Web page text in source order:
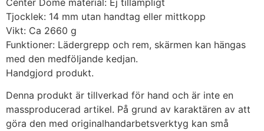
Center Dome material: Ej tillämpligt
Tjocklek: 14 mm utan handtag eller mittkopp
Vikt: Ca 2660 g
Funktioner: Lädergrepp och rem, skärmen kan hängas
med den medföljande kedjan.
Handgjord produkt.
Denna produkt är tillverkad för hand och är inte en
massproducerad artikel. På grund av karaktären av att
göra den med originalhandarbetsverktyg kan små